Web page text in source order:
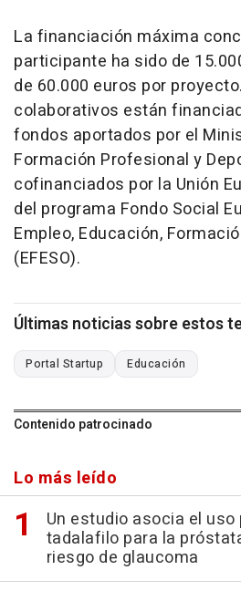
La financiación máxima
participante ha sido de
de 60.000 euros por
colaborativos están
fondos aportados por el
Formación Profesional y
cofinanciados por la Unión
del programa Fondo Social
Empleo, Educación,
(EFESO).
Últimas noticias sobre estos
Portal Startup Educación
Contenido patrocinado
Lo más leído
Un estudio asocia el uso
tadalafilo para la
riesgo de glaucoma